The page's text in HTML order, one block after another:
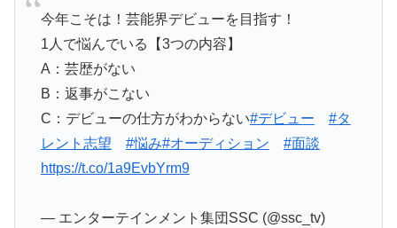
今年こそは！芸能界デビューを目指す！
1人で悩んでいる【3つの内容】
A：芸歴がない
B：返事がこない
C：デビューの仕方がわからない#デビュー
#タ
レント志望
#悩み#オーディション
#面談
https://t.co/1a9EvbYrm9
— エンターテインメント集団SSC (@ssc_tv)